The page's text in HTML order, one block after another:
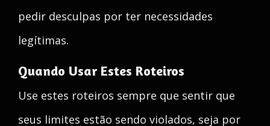
pedir desculpas por ter necessidades
legítimas.
Quando Usar Estes Roteiros
Use estes roteiros sempre que sentir que
seus limites estão sendo violados, seja por